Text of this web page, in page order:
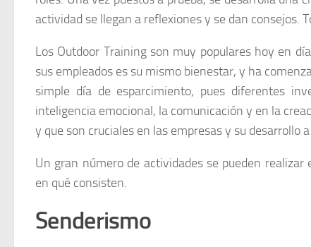
actividad se llegan a reflexiones y se dan consejos.
Los Outdoor Training son muy populares hoy en
sus empleados es su mismo bienestar, y ha
simple día de esparcimiento, pues diferentes
inteligencia emocional, la comunicación y en la
y que son cruciales en las empresas y su desarrollo
Un gran número de actividades se pueden
en qué consisten.
Senderismo